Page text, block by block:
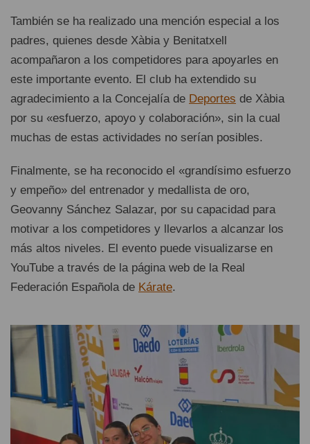
También se ha realizado una mención especial a los
padres, quienes desde Xàbia y Benitatxell
acompañaron a los competidores para apoyarles en
este importante evento. El club ha extendido su
agradecimiento a la Concejalía de Deportes de Xàbia
por su «esfuerzo, apoyo y colaboración», sin la cual
muchas de estas actividades no serían posibles.
Finalmente, se ha reconocido el «grandísimo esfuerzo
y empeño» del entrenador y medallista de oro,
Geovanny Sánchez Salazar, por su capacidad para
motivar a los competidores y llevarlos a alcanzar los
más altos niveles. El evento puede visualizarse en
YouTube a través de la página web de la Real
Federación Española de Kárate.